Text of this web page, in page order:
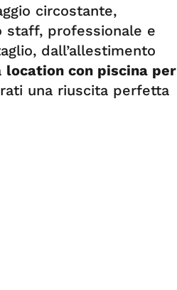
circostante,
staff, professionale e
dall’allestimento
location con piscina per
una riuscita perfetta